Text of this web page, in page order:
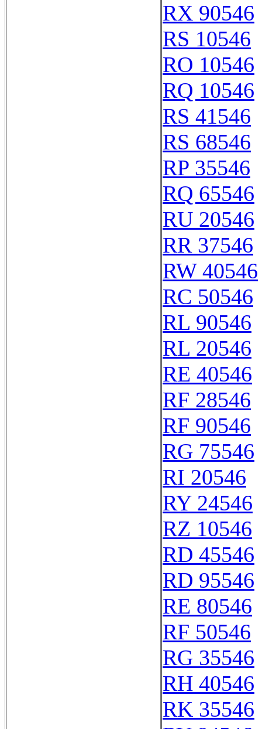
RX 90546
RS 10546
RO 10546
RQ 10546
RS 41546
RS 68546
RP 35546
RQ 65546
RU 20546
RR 37546
RW 40546
RC 50546
RL 90546
RL 20546
RE 40546
RF 28546
RF 90546
RG 75546
RI 20546
RY 24546
RZ 10546
RD 45546
RD 95546
RE 80546
RF 50546
RG 35546
RH 40546
RK 35546